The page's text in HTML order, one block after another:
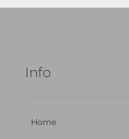
Info
Home